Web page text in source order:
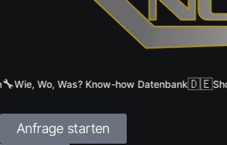
Wie, Wo, Was? Know-how Datenbank🇩🇪
Anfrage starten